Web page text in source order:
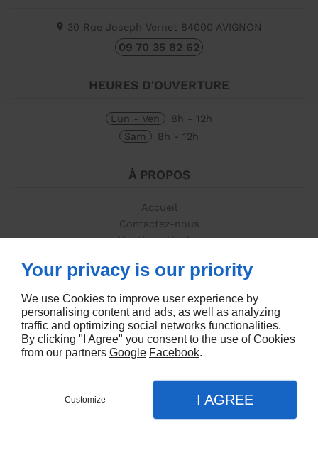
30 Rue Joseph Vernet 84000 AVIGNON
09 70 35 82 62
HEURES D'OUVERTURE
Lun - Ven
8h - 12h
Sam
8h - 12h
À PROPOS
Accueil
Contactez-nous
Mentions légales
SUIVEZ-NOUS
CONTACTEZ-NOUS
Your privacy is our priority
We use Cookies to improve user experience by
personalising content and ads, as well as analyzing
traffic and optimizing social networks functionalities.
By clicking "I Agree" you consent to the use of Cookies
from our partners Google Facebook.
Customize I AGREE